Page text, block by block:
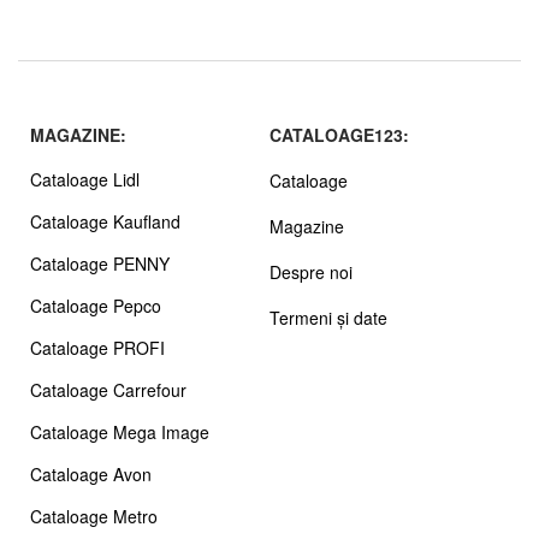
MAGAZINE:
Cataloage Lidl
Cataloage Kaufland
Cataloage PENNY
Cataloage Pepco
Cataloage PROFI
Cataloage Carrefour
Cataloage Mega Image
Cataloage Avon
Cataloage Metro
CATALOAGE123:
Cataloage
Magazine
Despre noi
Termeni și date